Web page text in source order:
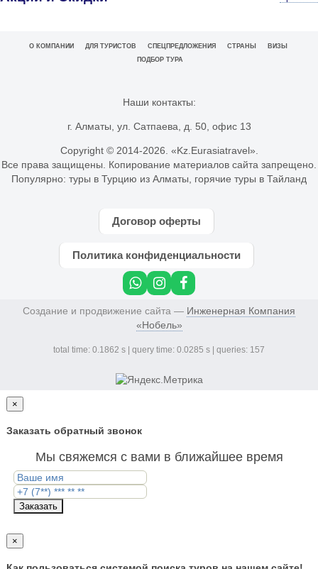
О КОМПАНИИ ДЛЯ ТУРИСТОВ СПЕЦПРЕДЛОЖЕНИЯ СТРАНЫ
ВИЗЫ
ПОДБОР ТУРА
Наши контакты:
г. Алматы, ул. Сатпаева, д. 50, офис 13
Copyright © 2014-2026. «Kz.Eurasiatravel».
Все права защищены. Копирование материалов сайта запрещено.
Популярно: туры в Турцию из Алматы горячие туры в Тайланд
Договор оферты
Политика конфиденциальности
Создание и продвижение сайта — Инженерная Компания
«Нобель»
total time: 0.1862 s | query time: 0.0285 s | queries: 157
×
Заказать обратный звонок
Мы свяжемся с вами в ближайшее время
Заказать
×